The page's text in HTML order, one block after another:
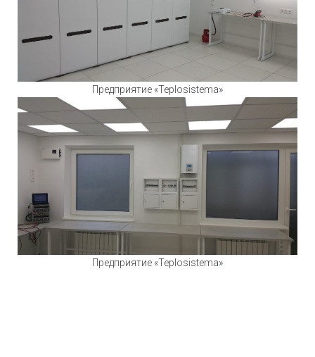
Предприятие «Teplosistema»
Предприятие «Teplosistema»